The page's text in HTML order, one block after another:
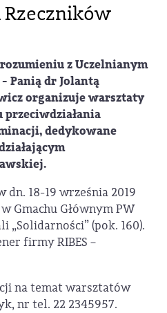
z Uczelnianym
Panią dr Jolantą
organizuje warsztaty
przeciwdziałania
dedykowane
dn. 18-19 września 2019
Gmachu Głównym PW
„Solidarności” (pok. 160).
firmy RIBES –
na temat warsztatów
nr tel. 22 2345957.